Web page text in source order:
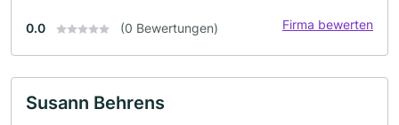
0.0 (0 Bewertungen) Firma bewerten
Susann Behrens